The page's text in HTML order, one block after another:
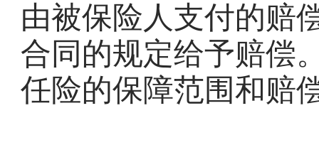
由被保险人支付的赔
合同的规定给予赔偿
任险的保障范围和赔